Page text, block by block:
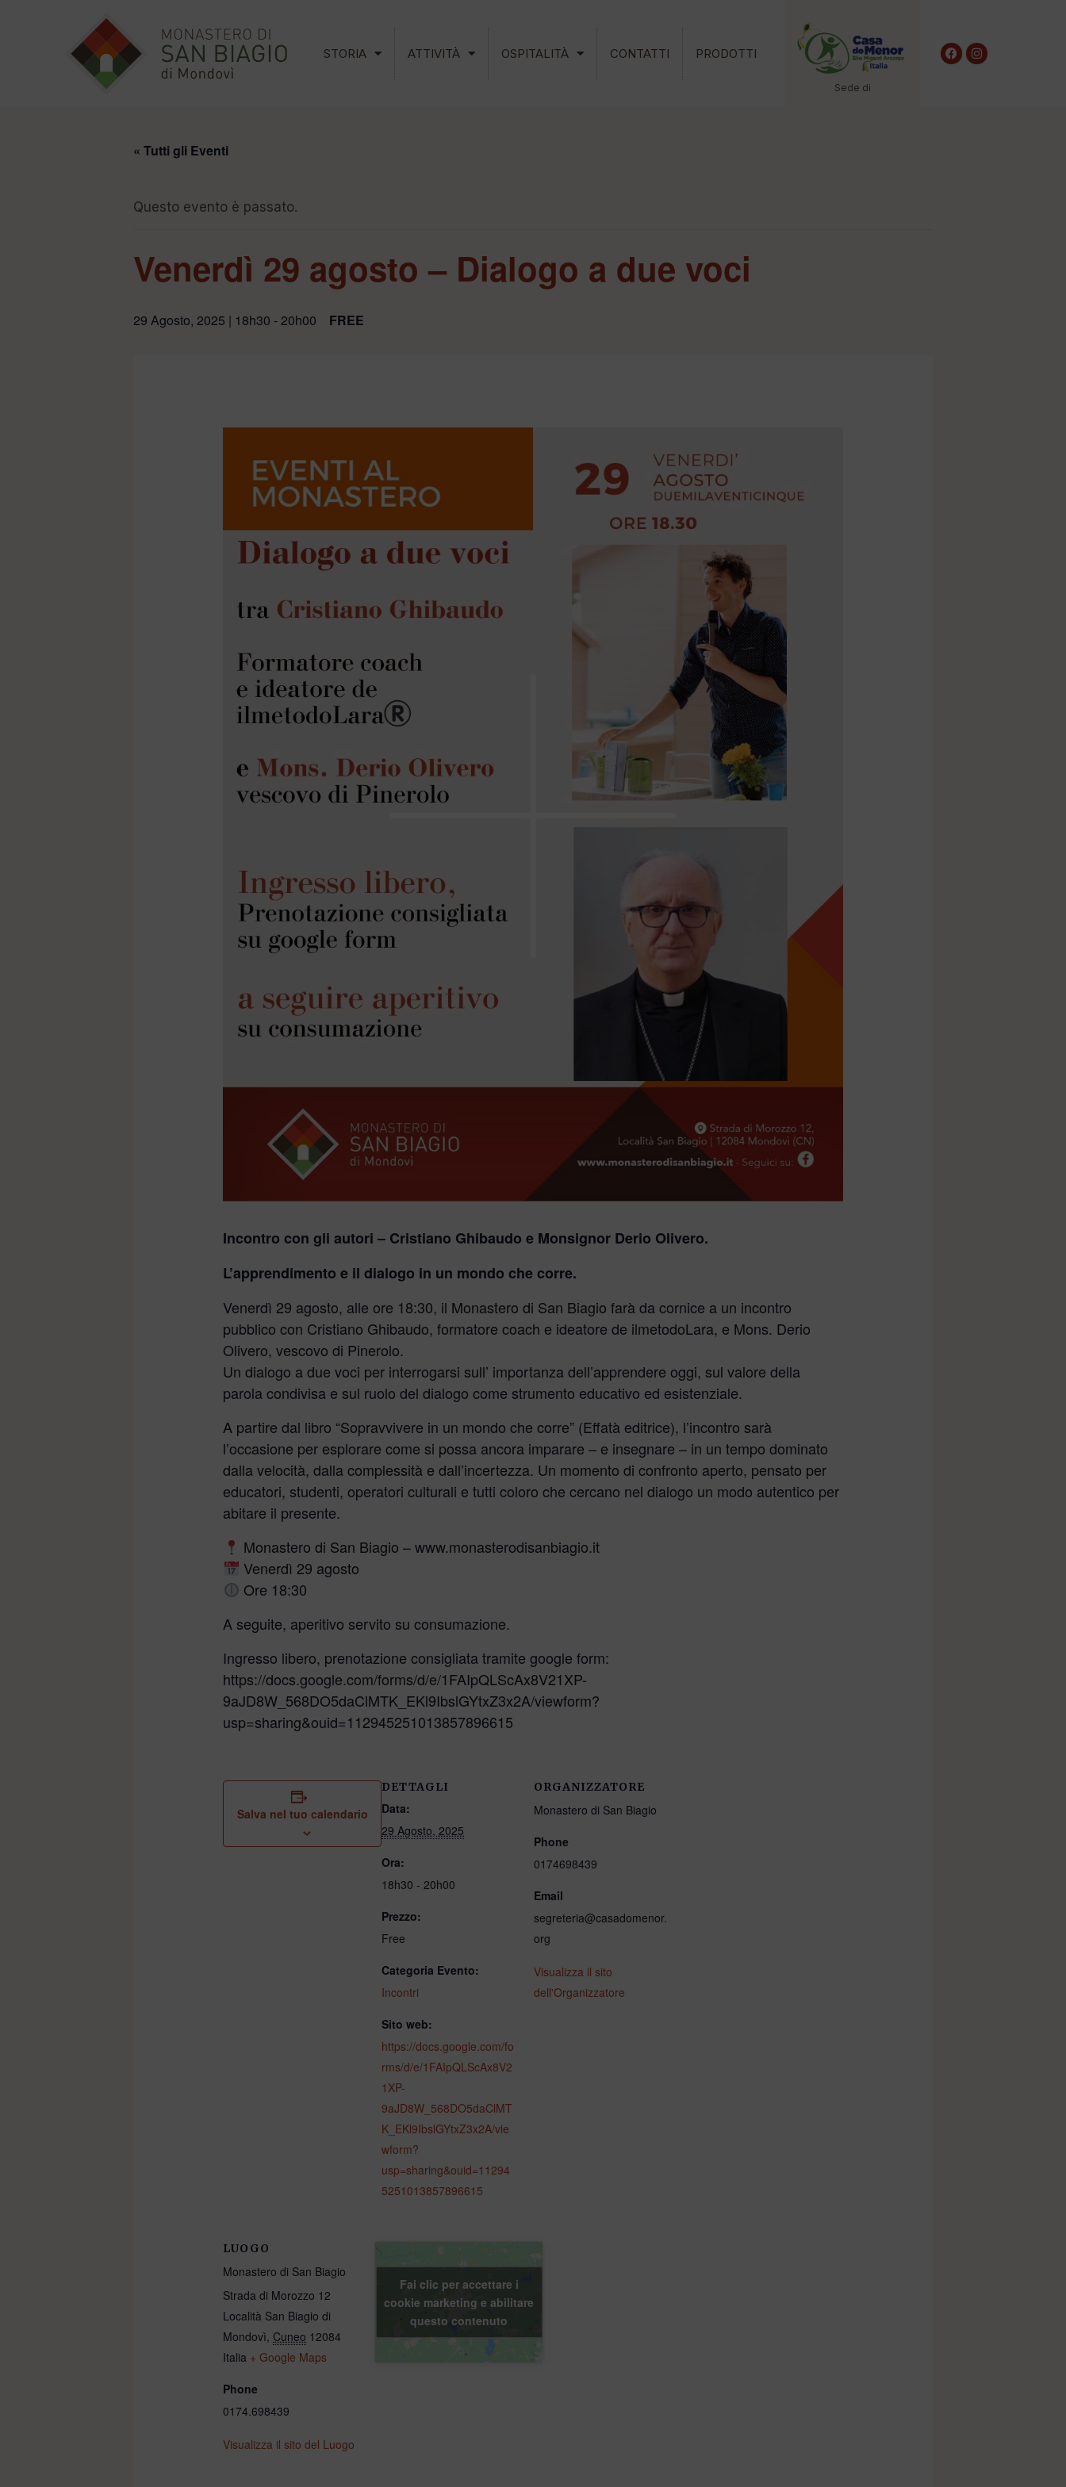
STORIA ATTIVITÀ OSPITALITÀ CONTATTI PRODOTTI
Sede di
« Tutti gli Eventi
Questo evento è passato.
Venerdì 29 agosto – Dialogo a due voci
29 Agosto, 2025 | 18h30 -20h00 FREE
Incontro con gli autori – Cristiano Ghibaudo e Monsignor Derio Olivero.
L’apprendimento e il dialogo in un mondo che corre.
Venerdì 29 agosto, alle ore 18:30, il Monastero di San Biagio farà da cornice a un incontro
pubblico con Cristiano Ghibaudo, formatore coach e ideatore de ilmetodoLara, e Mons. Derio
Olivero, vescovo di Pinerolo.
Un dialogo a due voci per interrogarsi sull’ importanza dell’apprendere oggi, sul valore della
parola condivisa e sul ruolo del dialogo come strumento educativo ed esistenziale.
A partire dal libro “Sopravvivere in un mondo che corre” (Effatà editrice), l’incontro sarà
l’occasione per esplorare come si possa ancora imparare – e insegnare – in un tempo dominato
dalla velocità, dalla complessità e dall’incertezza. Un momento di confronto aperto, pensato per
educatori, studenti, operatori culturali e tutti coloro che cercano nel dialogo un modo autentico per
abitare il presente.
Monastero di San Biagio – www.monasterodisanbiagio.it
Venerdì 29 agosto
Ore 18:30
A seguite, aperitivo servito su consumazione.
Ingresso libero, prenotazione consigliata tramite google form:
https://docs.google.com/forms/d/e/1FAIpQLScAx8V21XP-
9aJD8W_568DO5daClMTK_EKl9IbslGYtxZ3x2A/viewform?
usp=sharing&ouid=112945251013857896615
Salva nel tuo calendario
DETTAGLI
Data:
29 Agosto, 2025
Ora:
18h30 - 20h00
Prezzo:
Free
Categoria Evento:
Incontri
Sito web:
https://docs.google.com/fo
rms/d/e/1FAIpQLScAx8V2
1XP-
9aJD8W_568DO5daClMT
K_EKl9IbslGYtxZ3x2A/vie
wform?
usp=sharing&ouid=11294
5251013857896615
ORGANIZZATORE
Monastero di San Biagio
Phone
0174698439
Email
segreteria@casadomenor.
org
Visualizza il sito
dell'Organizzatore
LUOGO
Monastero di San Biagio
Strada di Morozzo 12
Località San Biagio di
Mondovì, Cuneo 12084
Italia + Google Maps
Phone
0174.698439
Visualizza il sito del Luogo
Fai clic per accettare i
cookie marketing e abilitare
questo contenuto